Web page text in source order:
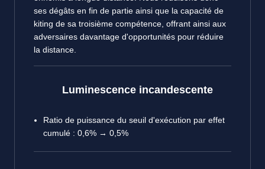
ses dégâts en fin de partie ainsi que la capacité de
kiting de sa troisième compétence, offrant ainsi aux
adversaires davantage d'opportunités pour réduire
la distance.
Luminescence incandescente
Ratio de puissance du seuil d'exécution par effet
cumulé : 0,6% → 0,5%